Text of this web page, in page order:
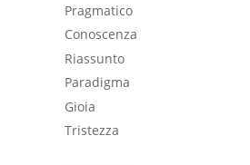
Pragmatico
Conoscenza
Riassunto
Paradigma
Gioia
Tristezza